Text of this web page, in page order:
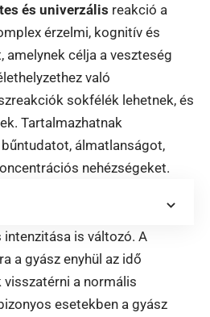
és univerzális reakció a
érzelmi, kognitív és
célja a veszteség
való
sokfélék lehetnek, és
Tartalmazhatnak
álmatlanságot,
nehézségeket.
is változó. A
a gyász enyhül az idő
visszatérni a normális
esetekben a gyász